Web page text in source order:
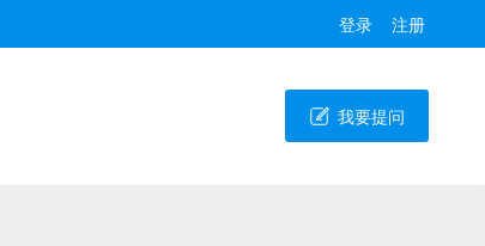
登录 注册
我要提问